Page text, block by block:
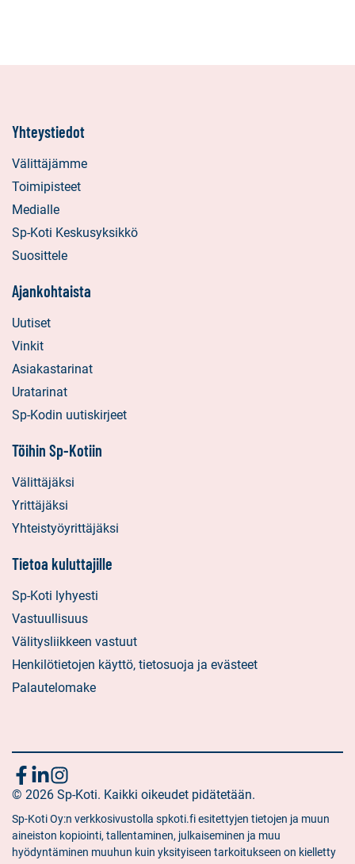
Yhteystiedot
Välittäjämme
Toimipisteet
Medialle
Sp-Koti Keskusyksikkö
Suosittele
Ajankohtaista
Uutiset
Vinkit
Asiakastarinat
Uratarinat
Sp-Kodin uutiskirjeet
Töihin Sp-Kotiin
Välittäjäksi
Yrittäjäksi
Yhteistyöyrittäjäksi
Tietoa kuluttajille
Sp-Koti lyhyesti
Vastuullisuus
Välitysliikkeen vastuut
Henkilötietojen käyttö, tietosuoja ja evästeet
Palautelomake
Seuraa
meitä
Sosiaalinen
media:
facebook
Sosiaalinen
media:
linkedin
Sosiaalinen
media:
instagram
© 2026 Sp-Koti. Kaikki oikeudet pidätetään.
Sp-Koti Oy:n verkkosivustolla spkoti.fi esitettyjen tietojen ja muun
aineiston kopiointi, tallentaminen, julkaiseminen ja muu
hyödyntäminen muuhun kuin yksityiseen tarkoitukseen on kielletty